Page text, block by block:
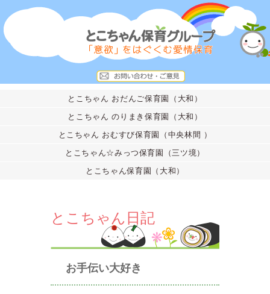
とこちゃん おだんご保育園（大和）
とこちゃん のりまき保育園（大和）
とこちゃん おむすび保育園（中央林間 ）
とこちゃん☆みっつ保育園（三ツ境）
とこちゃん保育園（大和）
とこちゃん日記
お手伝い大好き